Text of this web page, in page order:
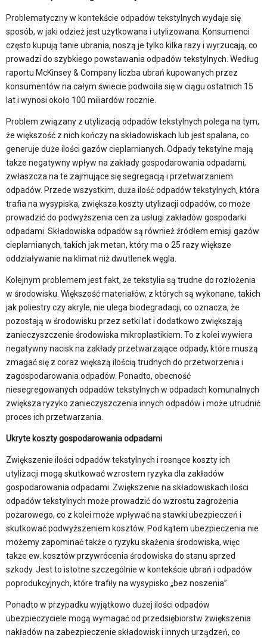
Problematyczny w kontekście odpadów tekstylnych wydaje się
sposób, w jaki odzież jest użytkowana i utylizowana. Konsumenci
często kupują tanie ubrania, noszą je tylko kilka razy i wyrzucają, co
prowadzi do szybkiego powstawania odpadów tekstylnych. Według
raportu McKinsey & Company liczba ubrań kupowanych przez
konsumentów na całym świecie podwoiła się w ciągu ostatnich 15
lat i wynosi około 100 miliardów rocznie.
Problem związany z utylizacją odpadów tekstylnych polega na tym,
że większość z nich kończy na składowiskach lub jest spalana, co
generuje duże ilości gazów cieplarnianych. Odpady tekstylne mają
także negatywny wpływ na zakłady gospodarowania odpadami,
zwłaszcza na te zajmujące się segregacją i przetwarzaniem
odpadów. Przede wszystkim, duża ilość odpadów tekstylnych, która
trafia na wysypiska, zwiększa koszty utylizacji odpadów, co może
prowadzić do podwyższenia cen za usługi zakładów gospodarki
odpadami. Składowiska odpadów są również źródłem emisji gazów
cieplarnianych, takich jak metan, który ma o 25 razy większe
oddziaływanie na klimat niż dwutlenek węgla.
Kolejnym problemem jest fakt, że tekstylia są trudne do rozłożenia
w środowisku. Większość materiałów, z których są wykonane, takich
jak poliestry czy akryle, nie ulega biodegradacji, co oznacza, że
pozostają w środowisku przez setki lat i dodatkowo zwiększają
zanieczyszczenie środowiska mikroplastikiem. To z kolei wywiera
negatywny nacisk na zakłady przetwarzające odpady, które muszą
zmagać się z coraz większą ilością trudnych do przetworzenia i
zagospodarowania odpadów. Ponadto, obecność
niesegregowanych odpadów tekstylnych w odpadach komunalnych
zwiększa ryzyko zanieczyszczenia innych odpadów i może utrudnić
proces ich przetwarzania.
Ukryte koszty gospodarowania odpadami
Zwiększenie ilości odpadów tekstylnych i rosnące koszty ich
utylizacji mogą skutkować wzrostem ryzyka dla zakładów
gospodarowania odpadami. Zwiększenie na składowiskach ilości
odpadów tekstylnych może prowadzić do wzrostu zagrożenia
pożarowego, co z kolei może wpływać na stawki ubezpieczeń i
skutkować podwyższeniem kosztów. Pod kątem ubezpieczenia nie
możemy zapominać także o ryzyku skażenia środowiska, więc
także ew. kosztów przywrócenia środowiska do stanu sprzed
szkody. Jest to istotne szczególnie w kontekście ubrań i odpadów
poprodukcyjnych, które trafiły na wysypisko „bez noszenia”.
Ponadto w przypadku wyjątkowo dużej ilości odpadów
ubezpieczyciele mogą wymagać od przedsiębiorstw zwiększenia
nakładów na zabezpieczenie składowisk i innych urządzeń, co